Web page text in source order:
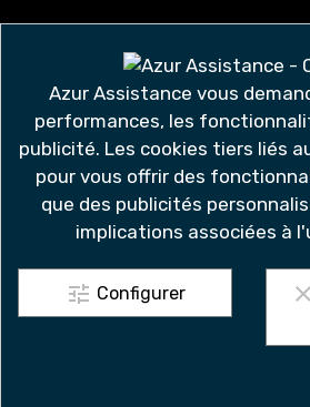
Fréjus Saint-
Azur Assistance vous
performances, les
publicité. Les cookies tiers liés
pour vous offrir des
que des publicités
implications associées à
clear
tune Configurer